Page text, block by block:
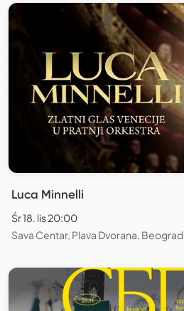
Luca Minnelli
Śr 18. lis 20:00
Sava Centar, Plava Dvorana, Beograd